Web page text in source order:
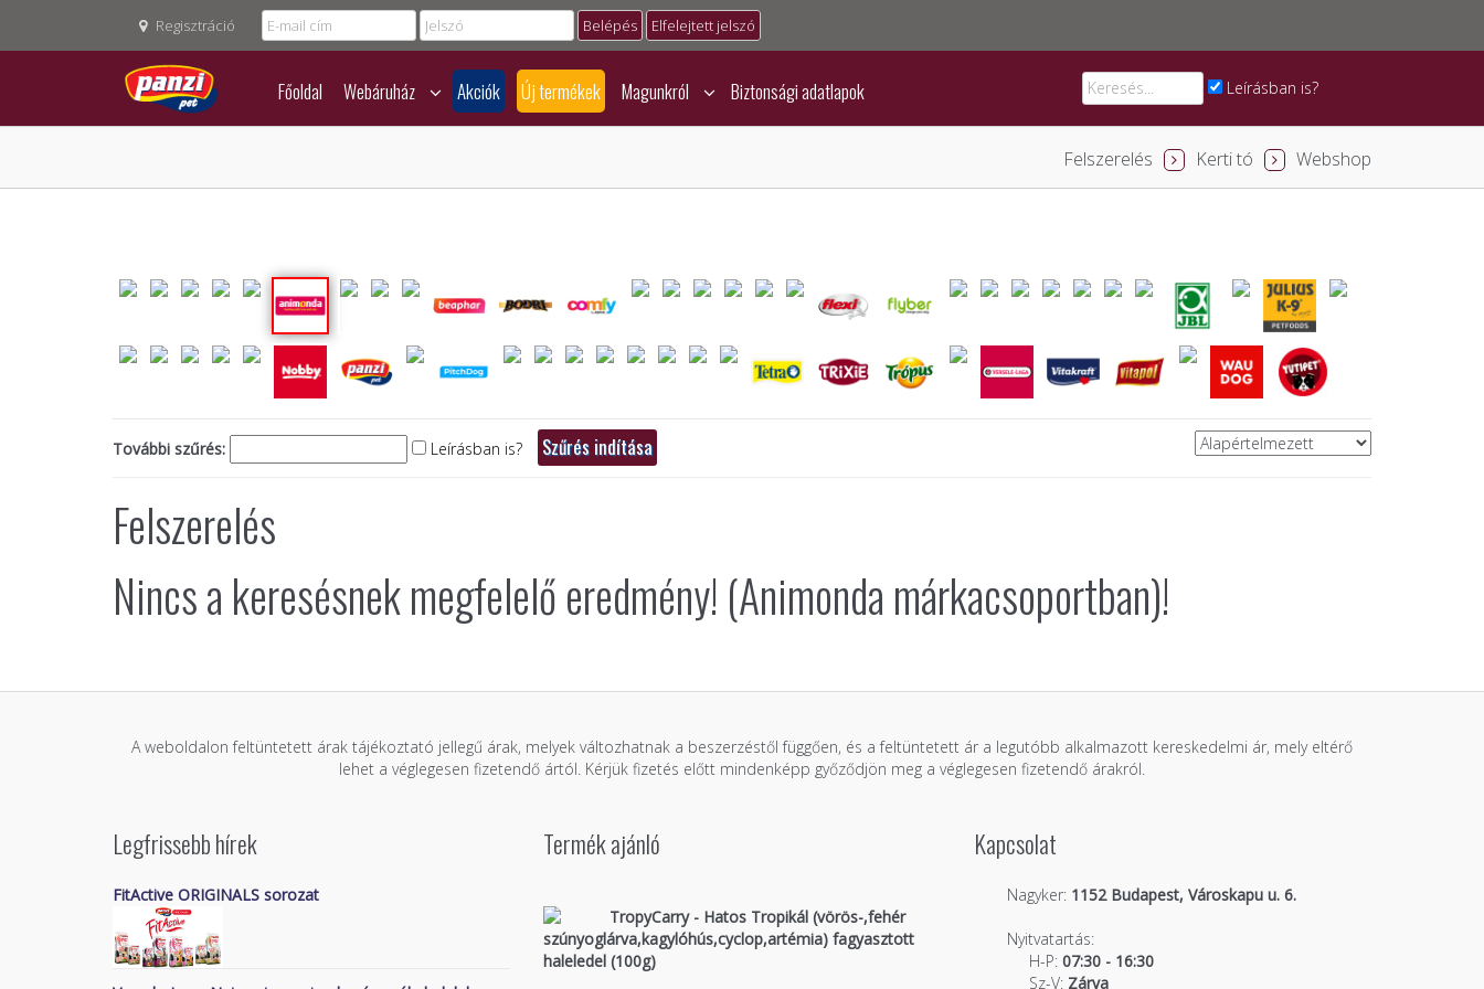
Regisztráció Elfelejtett jelszó
Főoldal Webáruház Akciók Új termékek Magunkról Biztonsági adatlapok Leírásban is?
Webshop
Kerti tó
Felszerelés
További szűrés: Leírásban is?
Felszerelés
Nincs a keresésnek megfelelő eredmény! (Animonda márkacsoportban)!
A weboldalon feltüntetett árak tájékoztató jellegű árak, melyek változhatnak a beszerzéstől függően, és a feltüntetett ár a legutóbb alkalmazott kereskedelmi ár, mely eltérő
lehet a véglegesen fizetendő ártól. Kérjük fizetés előtt mindenképp győződjön meg a véglegesen fizetendő árakról.
Legfrissebb hírek
FitActive ORIGINALS sorozat
Termék ajánló
TropyCarry - Hatos Tropikál (vörös-,fehér
szúnyoglárva,kagylóhús,cyclop,artémia) fagyasztott
haleledel (100g)
Kapcsolat
Nagyker: 1152 Budapest, Városkapu u. 6.
Nyitvatartás:
H-P: 07:30 - 16:30
Sz-V: Zárva